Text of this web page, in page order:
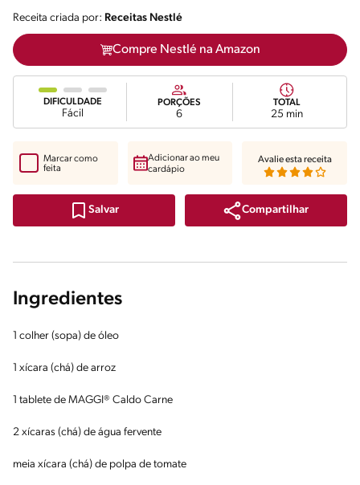
Receita criada por: Receitas Nestlé
Compre Nestlé na Amazon
DIFICULDADE
Fácil
PORÇÕES
6
TOTAL
25 min
Salvar Compartilhar
Marcar como
feita
Adicionar ao meu
cardápio
Avalie esta receita
Ingredientes
1 colher (sopa) de óleo
1 xícara (chá) de arroz
1 tablete de MAGGI® Caldo Carne
2 xícaras (chá) de água fervente
meia xícara (chá) de polpa de tomate